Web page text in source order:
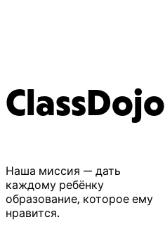
ClassDojo
Наша миссия — дать
каждому ребёнку
образование, которое ему
нравится.